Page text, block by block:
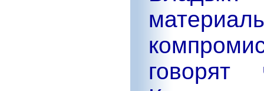
говорят